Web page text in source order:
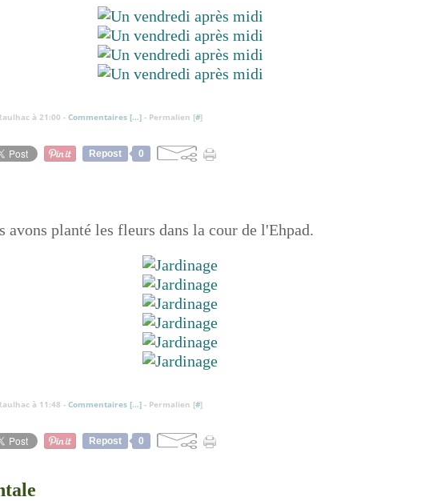
à 21:00 - Commentaires […] - Permalien [#]
Repost
0
avons planté les fleurs dans la cour de l'Ehpad.
à 11:48 - Commentaires […] - Permalien [#]
Repost
0